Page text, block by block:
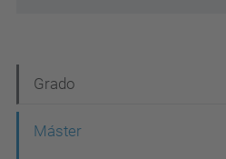
a
Grado
Máster